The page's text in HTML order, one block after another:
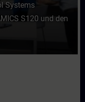
Systems
S120 und den